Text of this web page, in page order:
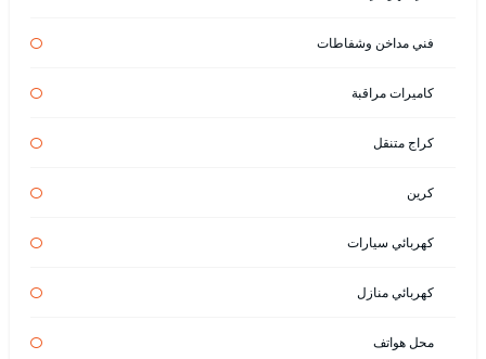
فني مداخن وشفاطات
كاميرات مراقبة
كراج متنقل
كرين
كهربائي سيارات
كهربائي منازل
محل هواتف